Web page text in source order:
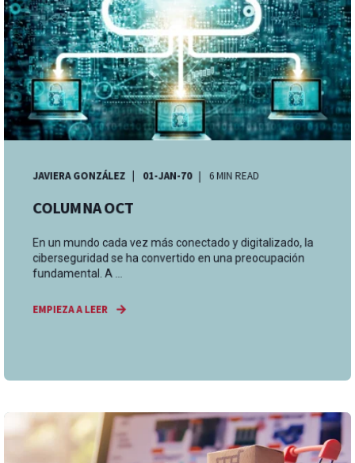
JAVIERA GONZÁLEZ 01-JAN-70 6 MIN READ
COLUMNA OCT
En un mundo cada vez más conectado y digitalizado, la
ciberseguridad se ha convertido en una preocupación
fundamental. A ...
EMPIEZA A LEER